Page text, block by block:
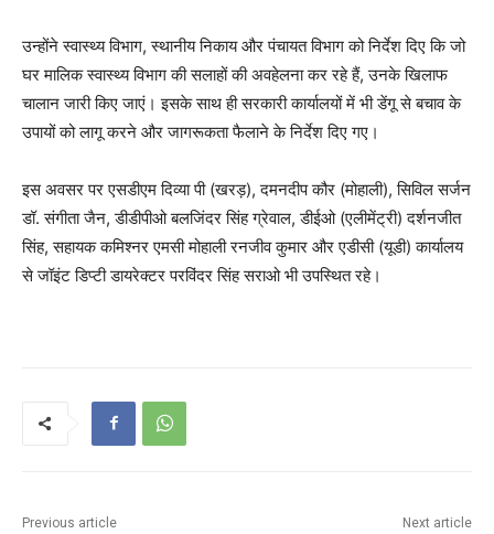
उन्होंने स्वास्थ्य विभाग, स्थानीय निकाय और पंचायत विभाग को निर्देश दिए कि जो
घर मालिक स्वास्थ्य विभाग की सलाहों की अवहेलना कर रहे हैं, उनके खिलाफ
चालान जारी किए जाएं। इसके साथ ही सरकारी कार्यालयों में भी डेंगू से बचाव के
उपायों को लागू करने और जागरूकता फैलाने के निर्देश दिए गए।
इस अवसर पर एसडीएम दिव्या पी (खरड़), दमनदीप कौर (मोहाली), सिविल सर्जन
डॉ. संगीता जैन, डीडीपीओ बलजिंदर सिंह ग्रेवाल, डीईओ (एलीमेंट्री) दर्शनजीत
सिंह, सहायक कमिश्नर एमसी मोहाली रनजीव कुमार और एडीसी (यूडी) कार्यालय
से जॉइंट डिप्टी डायरेक्टर परविंदर सिंह सराओ भी उपस्थित रहे।
Previous article Next article